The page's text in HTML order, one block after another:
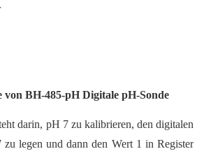
von BH-485-pH Digitale pH-Sonde
darin, pH 7 zu kalibrieren, den digitalen
legen und dann den Wert 1 in Register